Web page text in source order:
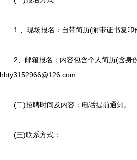
1.、现场报名：自带简历(附带证书复印
2、邮箱报名：内容包含个人简历(含身份
hbty3152966@126.com
(二)招聘时间及内容：电话提前通知。
(三)联系方式：